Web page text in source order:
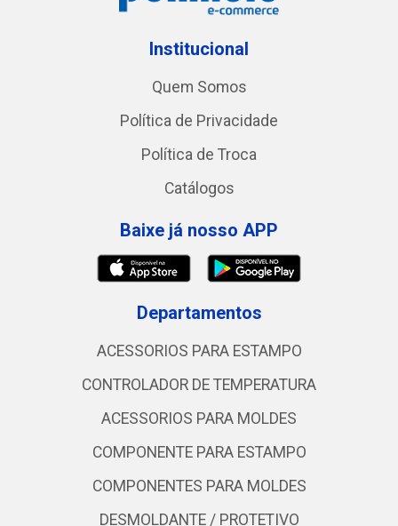
Institucional
Quem Somos
Política de Privacidade
Política de Troca
Catálogos
Baixe já nosso APP
Departamentos
ACESSORIOS PARA ESTAMPO
CONTROLADOR DE TEMPERATURA
ACESSORIOS PARA MOLDES
COMPONENTE PARA ESTAMPO
COMPONENTES PARA MOLDES
DESMOLDANTE / PROTETIVO